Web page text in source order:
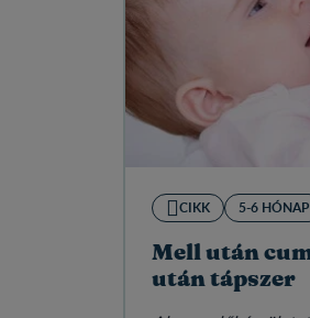
CIKK 5-6 HÓNAP
Mell után
után tápszer